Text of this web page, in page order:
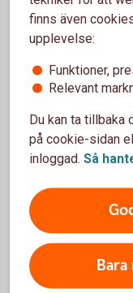
(5 siffror i
bort femte
Vid
Gäller vid
finns även
upplevelse:
Funktioner,
Relevant
Du kan ta tillbaka
på cookie-sidan
inloggad. Så